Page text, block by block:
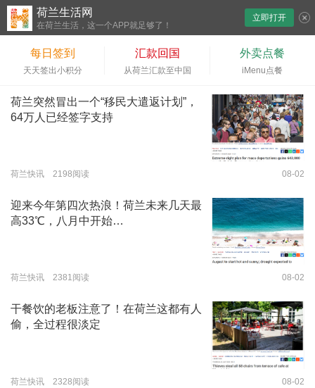
荷兰生活网
在荷兰生活，这一个APP就足够了！
立即打开
每日签到
天天签出小积分
汇款回国
从荷兰汇款至中国
外卖点餐
iMenu点餐
荷兰突然冒出一个“移民大遣返计划”，
64万人已经签字支持
荷兰快讯 2198阅读 08-02
迎来今年第四次热浪！荷兰未来几天最
高33℃，八月中开始…
荷兰快讯 2381阅读 08-02
干餐饮的老板注意了！在荷兰这都有人
偷，全过程很淡定
荷兰快讯 2328阅读 08-02